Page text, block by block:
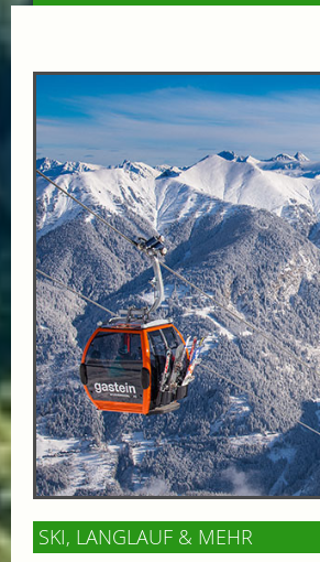
SKI, LANGLAUF & MEHR